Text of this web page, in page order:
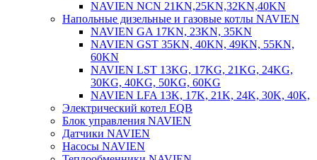
NAVIEN NCN 21KN,25KN,32KN,40KN
Напольные дизельные и газовые котлы NAVIEN
NAVIEN GA 17KN, 23KN, 35KN
NAVIEN GST 35KN, 40KN, 49KN, 55KN,
60KN
NAVIEN LST 13KG, 17KG, 21KG, 24KG,
30KG, 40KG, 50KG, 60KG
NAVIEN LFA 13K, 17K, 21K, 24K, 30K, 40K,
Электрический котел EQB
Блок управления NAVIEN
Датчики NAVIEN
Насосы NAVIEN